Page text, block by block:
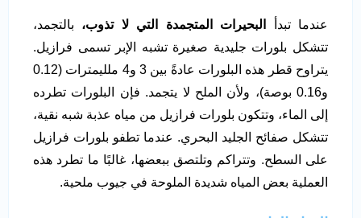
عندما تبدأ البحيرات المتجمدة التي لا تذوب، بالتجمد،
تتشكل بلورات جليدية صغيرة تشبه الإبر تسمى فرازيل.
يتراوح قطر هذه البلورات عادةً بين 3 و4 ملليمترات (0.12
و0.16 بوصة)، ولأن الملح لا يتجمد. فإن البلورات تطرده
إلى الماء، وتتكون بلورات فرازيل من مياه عذبة شبه نقية،
تتشكل صفائح الجليد البحري. عندما تطفو بلورات فرازيل
على السطح. وتتراكم وتلتصق ببعضها، غالبًا ما تطرد هذه
العملية بعض المياه شديدة الملوحة في جيوب ملحية.